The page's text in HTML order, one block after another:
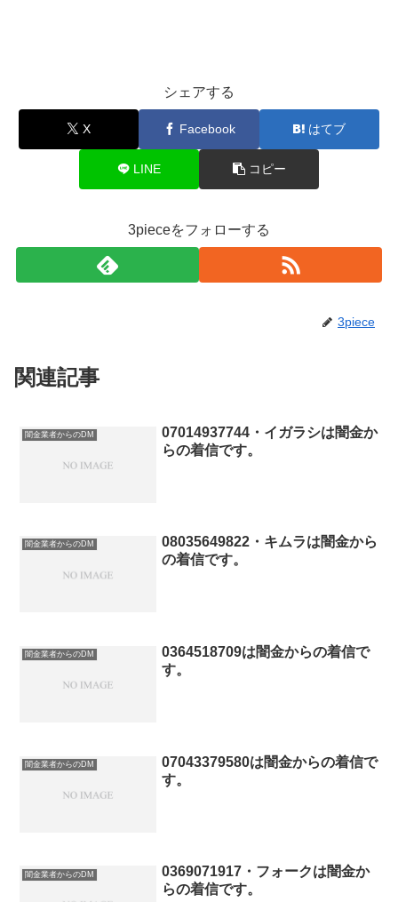
シェアする
X Facebook はてブ
LINE コピー
3pieceをフォローする
3piece
関連記事
闇金業者からのDM
07014937744・イガラシは闇金か
らの着信です。
闇金業者からのDM
08035649822・キムラは闇金から
の着信です。
闇金業者からのDM
0364518709は闇金からの着信で
す。
闇金業者からのDM
07043379580は闇金からの着信で
す。
闇金業者からのDM
0369071917・フォークは闇金か
らの着信です。